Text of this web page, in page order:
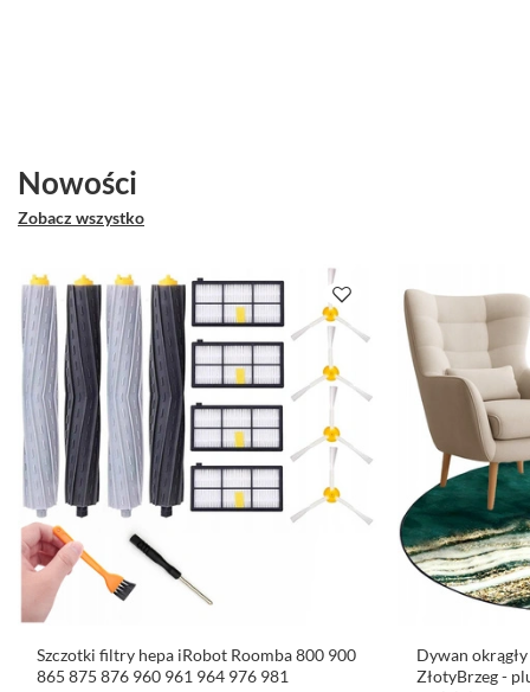
Nowości
Zobacz wszystko
Szczotki filtry hepa iRobot Roomba 800 900
865 875 876 960 961 964 976 981
Dywan
ZłotyBrzeg -